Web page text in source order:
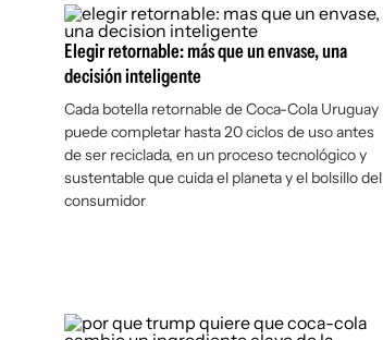
Elegir retornable: más que un envase, una
decisión inteligente
Cada botella retornable de Coca-Cola Uruguay
puede completar hasta 20 ciclos de uso antes
de ser reciclada, en un proceso tecnológico y
sustentable que cuida el planeta y el bolsillo del
consumidor